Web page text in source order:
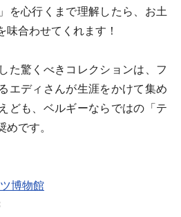
を心行くまで理解したら、お土
味合わせてくれます！
た驚くべきコレクションは、フ
エディさんが生涯をかけて集め
ども、ベルギーならではの「テ
です。
博物館